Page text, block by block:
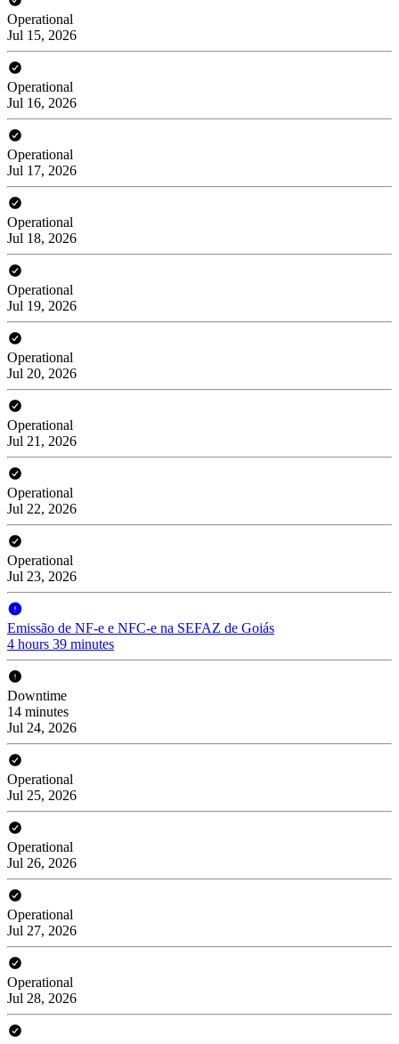
Operational
Jul 15, 2026
Operational
Jul 16, 2026
Operational
Jul 17, 2026
Operational
Jul 18, 2026
Operational
Jul 19, 2026
Operational
Jul 20, 2026
Operational
Jul 21, 2026
Operational
Jul 22, 2026
Operational
Jul 23, 2026
Emissão de NF-e e NFC-e na SEFAZ de Goiás
4 hours 39 minutes
Downtime
14 minutes
Jul 24, 2026
Operational
Jul 25, 2026
Operational
Jul 26, 2026
Operational
Jul 27, 2026
Operational
Jul 28, 2026